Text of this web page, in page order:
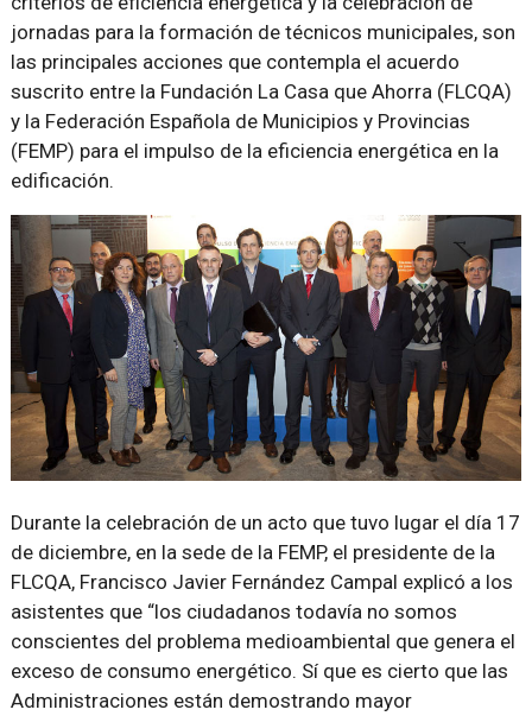
jornadas para la formación de técnicos municipales, son
las principales acciones que contempla el acuerdo
suscrito entre la Fundación La Casa que Ahorra (FLCQA)
y la Federación Española de Municipios y Provincias
(FEMP) para el impulso de la eficiencia energética en la
edificación.
Durante la celebración de un acto que tuvo lugar el día 17
de diciembre, en la sede de la FEMP, el presidente de la
FLCQA, Francisco Javier Fernández Campal explicó a los
asistentes que “los ciudadanos todavía no somos
conscientes del problema medioambiental que genera el
exceso de consumo energético. Sí que es cierto que las
Administraciones están demostrando mayor